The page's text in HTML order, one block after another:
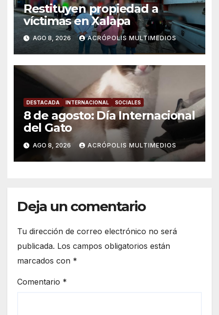
Restituyen propiedad a
víctimas en Xalapa
AGO 8, 2026 ACRÓPOLIS MULTIMEDIOS
DESTACADA INTERNACIONAL SOCIALES
8 de agosto: Día Internacional
del Gato
AGO 8, 2026 ACRÓPOLIS MULTIMEDIOS
Deja un comentario
Tu dirección de correo electrónico no será
publicada. Los campos obligatorios están
marcados con *
Comentario *